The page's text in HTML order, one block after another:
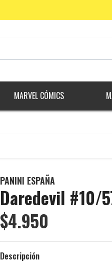
MARVEL CÓMICS
PANINI ESPAÑA
Daredevil #10/
$4.950
Descripción